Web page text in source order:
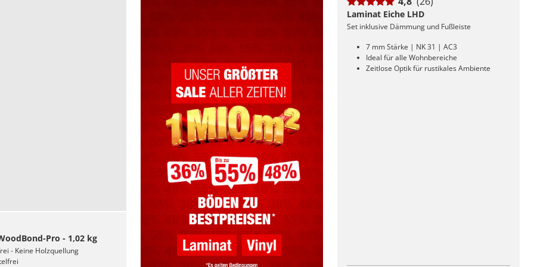
Pro - 1,02 kg
- Keine Holzquellung
Laminat Eiche LHD
Set inklusive Dämmung und Fußleiste
7 mm Stärke | NK 31 | AC3
Ideal für alle Wohnbereiche
Zeitlose Optik für rustikales Ambiente